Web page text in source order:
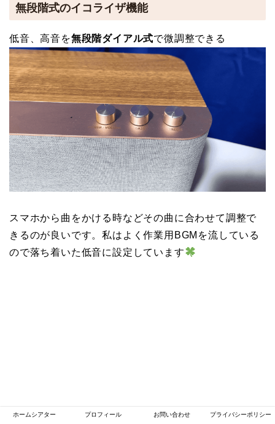
無段階式のイコライザ機能
低音、高音を無段階ダイアル式で微調整できる
スマホから曲をかける時などその曲に合わせて調整で
きるのが良いです。私はよく作業用BGMを流している
ので落ち着いた低音に設定しています
ホームシアター プロフィール お問い合わせ プライバシーポリシー